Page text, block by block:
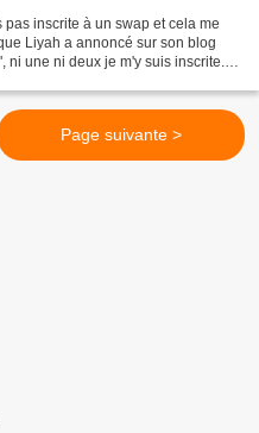
inscrite à un swap et cela me
Liyah a annoncé sur son blog
ni une ni deux je m'y suis inscrite.
Page suivante >